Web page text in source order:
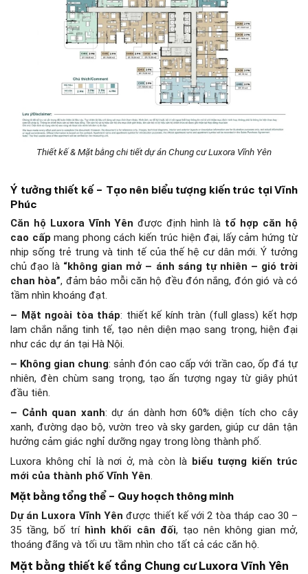
Thiết kế & Mặt bằng chi tiết dự án Chung cư Luxora Vĩnh Yên
Ý tưởng thiết kế – Tạo nên biểu tượng kiến trúc tại Vĩnh
Phúc
Căn hộ Luxora Vĩnh Yên được định hình là tổ hợp căn hộ
cao cấp mang phong cách kiến trúc hiện đại, lấy cảm hứng từ
nhịp sống trẻ trung và tinh tế của thế hệ cư dân mới. Ý tưởng
chủ đạo là “không gian mở – ánh sáng tự nhiên – gió trời
chan hòa”, đảm bảo mỗi căn hộ đều đón nắng, đón gió và có
tầm nhìn khoáng đạt.
– Mặt ngoài tòa tháp: thiết kế kính tràn (full glass) kết hợp
lam chắn nắng tinh tế, tạo nên diện mạo sang trọng, hiện đại
như các dự án tại Hà Nội.
– Không gian chung: sảnh đón cao cấp với trần cao, ốp đá tự
nhiên, đèn chùm sang trọng, tạo ấn tượng ngay từ giây phút
đầu tiên.
– Cảnh quan xanh: dự án dành hơn 60% diện tích cho cây
xanh, đường dạo bộ, vườn treo và sky garden, giúp cư dân tận
hưởng cảm giác nghỉ dưỡng ngay trong lòng thành phố.
Luxora không chỉ là nơi ở, mà còn là biểu tượng kiến trúc
mới của thành phố Vĩnh Yên.
Mặt bằng tổng thể – Quy hoạch thông minh
Dự án Luxora Vĩnh Yên được thiết kế với 2 tòa tháp cao 30 –
35 tầng, bố trí hình khối cân đối, tạo nên không gian mở,
thoáng đãng và tối ưu tầm nhìn cho tất cả các căn hộ.
Mặt bằng thiết kế tầng Chung cư Luxora Vĩnh Yên